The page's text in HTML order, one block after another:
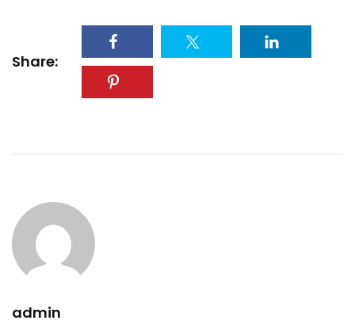
Share:
admin